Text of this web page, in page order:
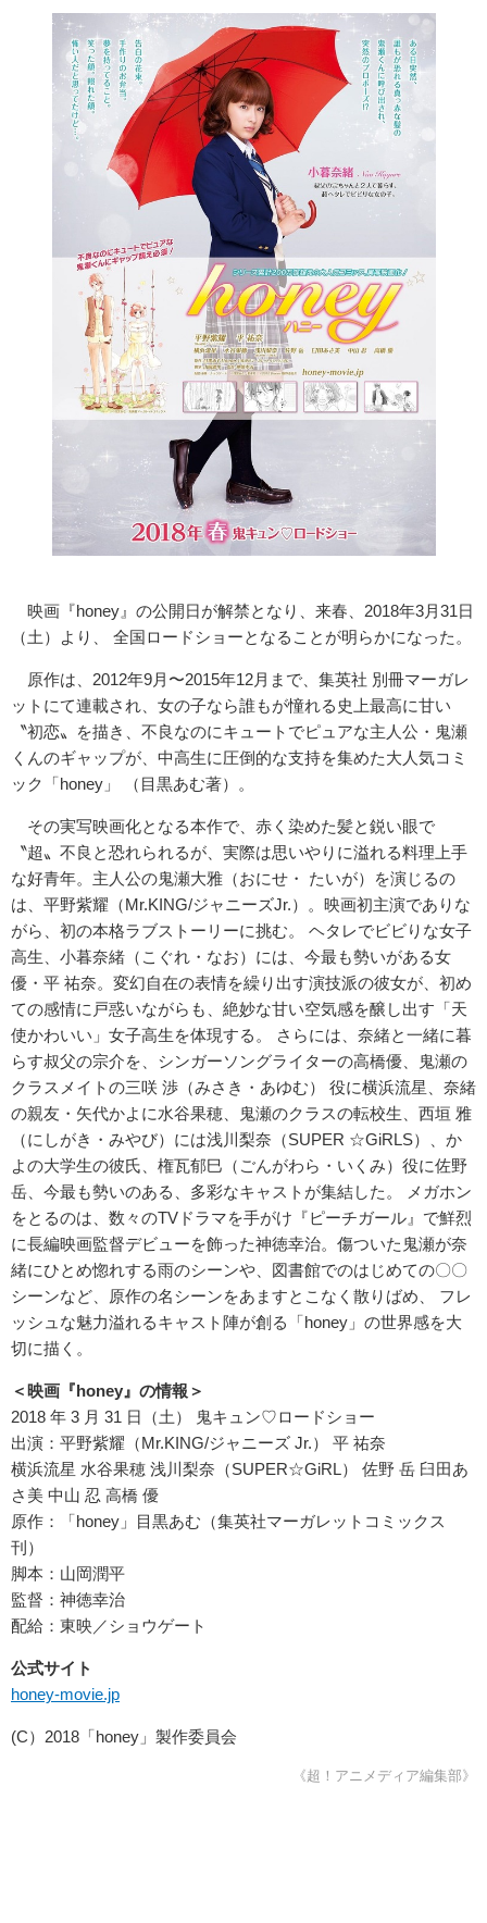
映画『honey』の公開日が解禁となり、来春、2018年3月31日
（土）より、 全国ロードショーとなることが明らかになった。
原作は、2012年9月〜2015年12月まで、集英社 別冊マーガレ
ットにて連載され、女の子なら誰もが憧れる史上最高に甘い
〝初恋〟を描き、不良なのにキュートでピュアな主人公・鬼瀬
くんのギャップが、中高生に圧倒的な支持を集めた大人気コミ
ック「honey」 （目黒あむ著）。
その実写映画化となる本作で、赤く染めた髪と鋭い眼で
〝超〟不良と恐れられるが、実際は思いやりに溢れる料理上手
な好青年。主人公の鬼瀬大雅（おにせ・ たいが）を演じるの
は、平野紫耀（Mr.KING/ジャニーズJr.）。映画初主演でありな
がら、初の本格ラブストーリーに挑む。 ヘタレでビビりな女子
高生、小暮奈緒（こぐれ・なお）には、今最も勢いがある女
優・平 祐奈。変幻自在の表情を繰り出す演技派の彼女が、初め
ての感情に戸惑いながらも、絶妙な甘い空気感を醸し出す「天
使かわいい」女子高生を体現する。 さらには、奈緒と一緒に暮
らす叔父の宗介を、シンガーソングライターの高橋優、鬼瀬の
クラスメイトの三咲 渉（みさき・あゆむ） 役に横浜流星、奈緒
の親友・矢代かよに水谷果穂、鬼瀬のクラスの転校生、西垣 雅
（にしがき・みやび）には浅川梨奈（SUPER ☆GiRLS）、か
よの大学生の彼氏、権瓦郁巳（ごんがわら・いくみ）役に佐野
岳、今最も勢いのある、多彩なキャストが集結した。 メガホン
をとるのは、数々のTVドラマを手がけ『ピーチガール』で鮮烈
に長編映画監督デビューを飾った神徳幸治。傷ついた鬼瀬が奈
緒にひとめ惚れする雨のシーンや、図書館でのはじめての〇〇
シーンなど、原作の名シーンをあますとこなく散りばめ、 フレ
ッシュな魅力溢れるキャスト陣が創る「honey」の世界感を大
切に描く。
＜映画『honey』の情報＞
2018 年 3 月 31 日（土） 鬼キュン♡ロードショー
出演：平野紫耀（Mr.KING/ジャニーズ Jr.） 平 祐奈
横浜流星 水谷果穂 浅川梨奈（SUPER☆GiRL） 佐野 岳 臼田あ
さ美 中山 忍 高橋 優
原作：「honey」目黒あむ（集英社マーガレットコミックス
刊）
脚本：山岡潤平
監督：神徳幸治
配給：東映／ショウゲート
公式サイト
honey-movie.jp
(C）2018「honey」製作委員会
《超！アニメディア編集部》